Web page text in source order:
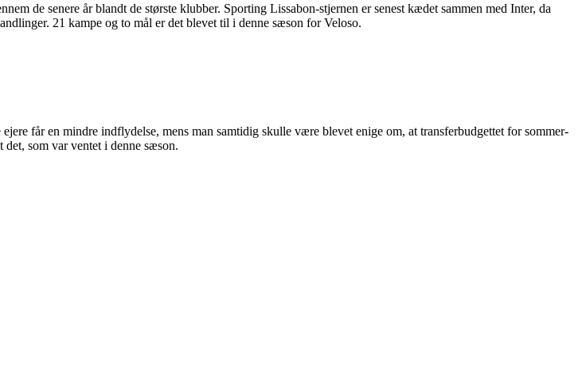
de senere år blandt de største klubber. Sporting Lissabon-stjernen er senest kædet sammen med Inter, da
21 kampe og to mål er det blevet til i denne sæson for Veloso.
får en mindre indflydelse, mens man samtidig skulle være blevet enige om, at transferbudgettet for sommer-
som var ventet i denne sæson.